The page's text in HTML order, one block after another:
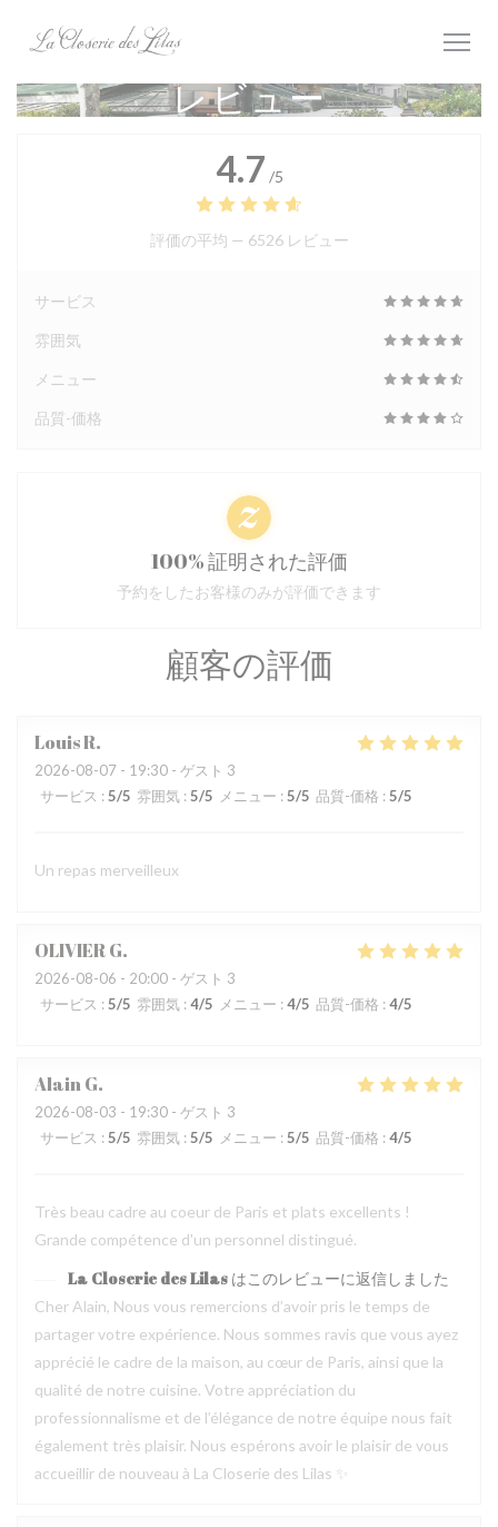
レビュー
顧客の評価
LouisR
2026-08-07 - 19:30 - ゲスト 3
サービス : 5/5 雰囲気 : 5/5 メニュー : 5/5 品質-価格 : 5/5
Un repas merveilleux
OLIVIERG
2026-08-06 - 20:00 - ゲスト 3
サービス : 5/5 雰囲気 : 4/5 メニュー : 4/5 品質-価格 : 4/5
AlainG
2026-08-03 - 19:30 - ゲスト 3
サービス : 5/5 雰囲気 : 5/5 メニュー : 5/5 品質-価格 : 4/5
Très beau cadre au coeur de Paris et plats excellents !
Grande compétence d'un personnel distingué.
La Closerie des Lilas はこのレビューに返信しました
Cher Alain, Nous vous remercions d’avoir pris le temps de
partager votre expérience. Nous sommes ravis que vous ayez
apprécié le cadre de la maison, au cœur de Paris, ainsi que la
qualité de notre cuisine. Votre appréciation du
professionnalisme et de l’élégance de notre équipe nous fait
également très plaisir. Nous espérons avoir le plaisir de vous
accueillir de nouveau à La Closerie des Lilas ✨
4.7 /5
評価の平均 — 6526 レビュー
サービス
雰囲気
メニュー
品質-価格
100% 証明された評価
予約をしたお客様のみが評価できます